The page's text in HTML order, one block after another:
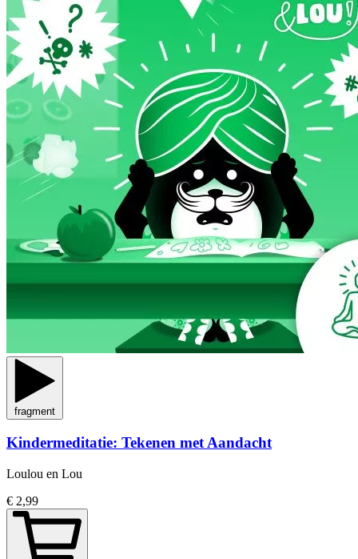
fragment
Kindermeditatie: Tekenen met Aandacht
Loulou en Lou
€ 2,99